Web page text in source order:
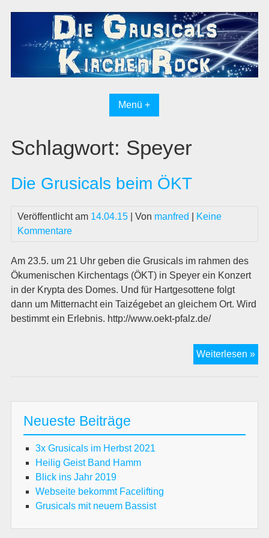
Menü +
Schlagwort: Speyer
Die Grusicals beim ÖKT
Veröffentlicht am 14.04.15| Von manfred
Keine
Kommentare
Am 23.5. um 21 Uhr geben die Grusicals im rahmen des
Ökumenischen Kirchentags (ÖKT) in Speyer ein Konzert
in der Krypta des Domes. Und für Hartgesottene folgt
dann um Mitternacht ein Taizégebet an gleichem Ort. Wird
bestimmt ein Erlebnis. http://www.oekt-pfalz.de/
Weiterlesen »
Neueste Beiträge
3x Grusicals im Herbst 2021
Heilig Geist Band Hamm
Blick ins Jahr 2019
Webseite bekommt Facelifting
Grusicals mit neuem Bassist